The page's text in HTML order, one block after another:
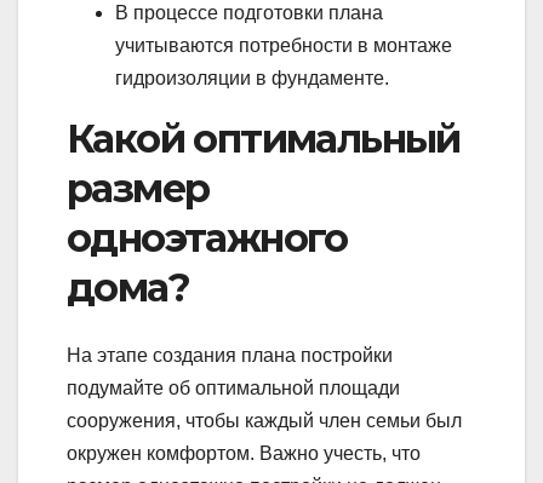
В процессе подготовки плана
учитываются потребности в монтаже
гидроизоляции в фундаменте.
Какой оптимальный
размер
одноэтажного
дома?
На этапе создания плана постройки
подумайте об оптимальной площади
сооружения, чтобы каждый член семьи был
окружен комфортом. Важно учесть, что